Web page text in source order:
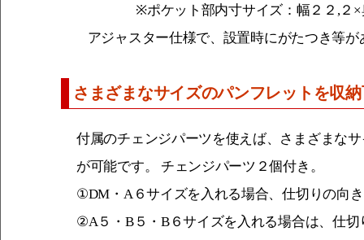
※ポケット部内寸サイズ：幅２２,２
アジャスター仕様で、設置時にがたつき等
さまざまなサイズのパンフレットを収
付属のチェンジパーツを使えば、さまざまな
が可能です。 チェンジパーツ２個付き。
①DM・A６サイズを入れる場合、仕切りの向
②A５・B５・B６サイズを入れる場合は、仕